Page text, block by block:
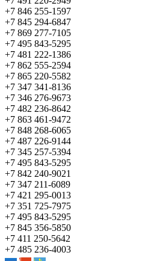
+7 846 255-1597
+7 845 294-6847
+7 869 277-7105
+7 495 843-5295
+7 481 222-1386
+7 862 555-2594
+7 865 220-5582
+7 347 341-8136
+7 346 276-9673
+7 482 236-8642
+7 863 461-9472
+7 848 268-6065
+7 487 226-9144
+7 345 257-5394
+7 495 843-5295
+7 842 240-9021
+7 347 211-6089
+7 421 295-0013
+7 351 725-7975
+7 495 843-5295
+7 845 356-5850
+7 411 250-5642
+7 485 236-4003